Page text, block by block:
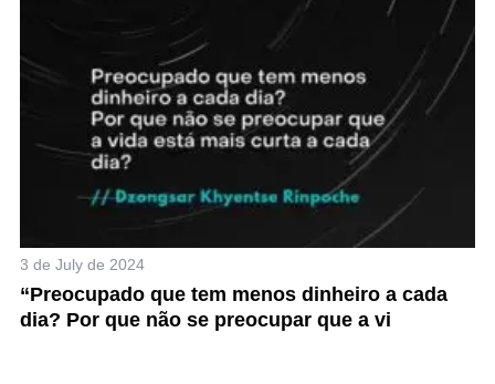
3 de July de 2024
“Preocupado que tem menos dinheiro a cada
dia? Por que não se preocupar que a vi